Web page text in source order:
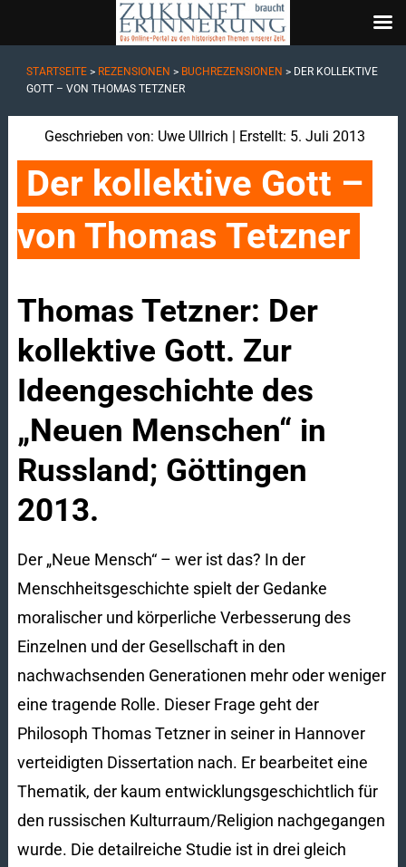
STARTSEITE> REZENSIONEN > BUCHREZENSIONEN > DER KOLLEKTIVE
GOTT – VON THOMAS TETZNER
Geschrieben von: Uwe Ullrich | Erstellt: 5. Juli 2013
Der kollektive Gott –
von Thomas Tetzner
Thomas Tetzner: Der
kollektive Gott. Zur
Ideengeschichte des
„Neuen Menschen“ in
Russland; Göttingen
2013.
Der „Neue Mensch“ – wer ist das? In der
Menschheitsgeschichte spielt der Gedanke
moralischer und körperliche Verbesserung des
Einzelnen und der Gesellschaft in den
nachwachsenden Generationen mehr oder weniger
eine tragende Rolle. Dieser Frage geht der
Philosoph Thomas Tetzner in seiner in Hannover
verteidigten Dissertation nach. Er bearbeitet eine
Thematik, der kaum entwicklungsgeschichtlich für
den russischen Kulturraum/Religion nachgegangen
wurde. Die detailreiche Studie ist in drei gleich